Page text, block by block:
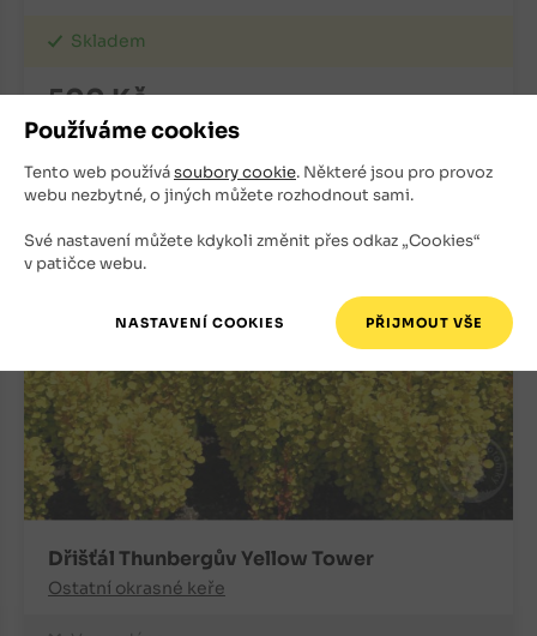
Používáme cookies
Tento web používásoubory cookie. Některé jsou pro provoz
webu nezbytné, o jiných můžete rozhodnout sami.
Své nastavení můžete kdykoli změnit přes odkaz „Cookies“
v patičce webu.
Skladem
500Kč
-
Dřišťál Thunbergův Yellow Tower
Ostatní okrasné keře